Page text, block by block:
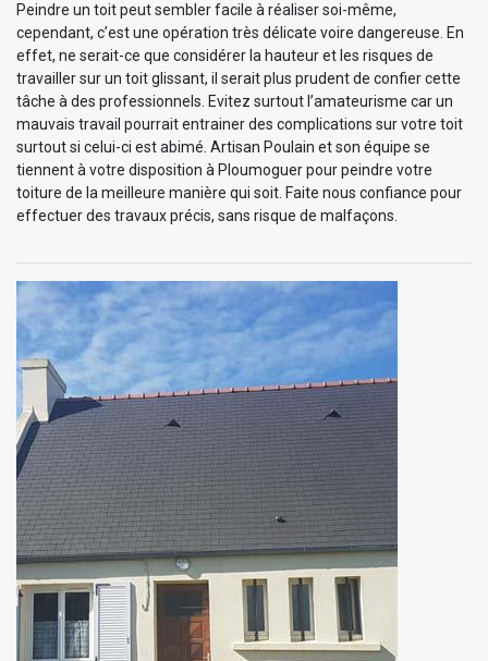
Peindre un toit peut sembler facile à réaliser soi-même,
cependant, c’est une opération très délicate voire dangereuse. En
effet, ne serait-ce que considérer la hauteur et les risques de
travailler sur un toit glissant, il serait plus prudent de confier cette
tâche à des professionnels. Evitez surtout l’amateurisme car un
mauvais travail pourrait entrainer des complications sur votre toit
surtout si celui-ci est abimé. Artisan Poulain et son équipe se
tiennent à votre disposition à Ploumoguer pour peindre votre
toiture de la meilleure manière qui soit. Faite nous confiance pour
effectuer des travaux précis, sans risque de malfaçons.